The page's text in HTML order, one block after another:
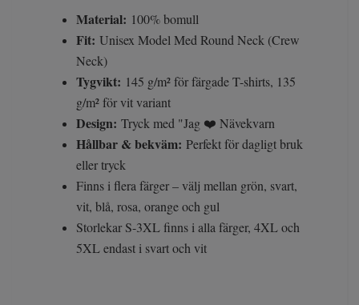
Material: 100% bomull
Fit: Unisex Model Med Round Neck (Crew
Neck)
Tygvikt: 145 g/m² för färgade T-shirts, 135
g/m² för vit variant
Design: Tryck med "Jag ❤️ Nävekvarn
Hållbar & bekväm: Perfekt för dagligt bruk
eller tryck
Finns i flera färger – välj mellan grön, svart,
vit, blå, rosa, orange och gul
Storlekar S-3XL finns i alla färger, 4XL och
5XL endast i svart och vit